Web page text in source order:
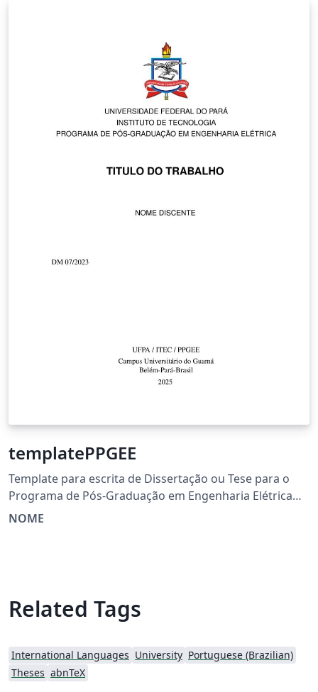
templatePPGEE
Template para escrita de Dissertação ou Tese para o
Programa de Pós-Graduação em Engenharia Elétrica
(PPGEE) da Universidade Federal do Pará (UFPA).
NOME
Related Tags
International Languages University Portuguese (Brazilian)
Theses abnTeX